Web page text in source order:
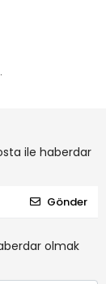
ile haberdar
Gönder
olmak